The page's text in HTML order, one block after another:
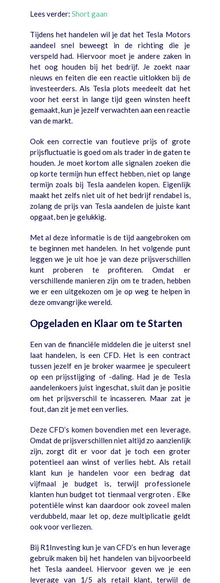
Lees verder: Short gaan
Tijdens het handelen wil je dat het Tesla Motors
aandeel snel beweegt in de richting die je
verspeld had. Hiervoor moet je andere zaken in
het oog houden bij het bedrijf. Je zoekt naar
nieuws en feiten die een reactie uitlokken bij de
investeerders. Als Tesla plots meedeelt dat het
voor het eerst in lange tijd geen winsten heeft
gemaakt, kun je jezelf verwachten aan een reactie
van de markt.
Ook een correctie van foutieve prijs of grote
prijsfluctuatie is goed om als trader in de gaten te
houden. Je moet kortom alle signalen zoeken die
op korte termijn hun effect hebben, niet op lange
termijn zoals bij Tesla aandelen kopen. Eigenlijk
maakt het zelfs niet uit of het bedrijf rendabel is,
zolang de prijs van Tesla aandelen de juiste kant
opgaat, ben je gelukkig.
Met al deze informatie is de tijd aangebroken om
te beginnen met handelen. In het volgende punt
leggen we je uit hoe je van deze prijsverschillen
kunt proberen te profiteren. Omdat er
verschillende manieren zijn om te traden, hebben
we er een uitgekozen om je op weg te helpen in
deze omvangrijke wereld.
Opgeladen en Klaar om te Starten
Een van de financiële middelen die je uiterst snel
laat handelen, is een CFD. Het is een contract
tussen jezelf en je broker waarmee je speculeert
op een prijsstijging of -daling. Had je de Tesla
aandelenkoers juist ingeschat, sluit dan je positie
om het prijsverschil te incasseren. Maar zat je
fout, dan zit je met een verlies.
Deze CFD’s komen bovendien met een leverage.
Omdat de prijsverschillen niet altijd zo aanzienlijk
zijn, zorgt dit er voor dat je toch een groter
potentieel aan winst of verlies hebt. Als retail
klant kun je handelen voor een bedrag dat
vijfmaal je budget is, terwijl professionele
klanten hun budget tot tienmaal vergroten . Elke
potentiële winst kan daardoor ook zoveel malen
verdubbeld, maar let op, deze multiplicatie geldt
ook voor verliezen.
Bij R1Investing kun je van CFD’s en hun leverage
gebruik maken bij het handelen van bijvoorbeeld
het Tesla aandeel. Hiervoor geven we je een
leverage van 1/5 als retail klant, terwijl de